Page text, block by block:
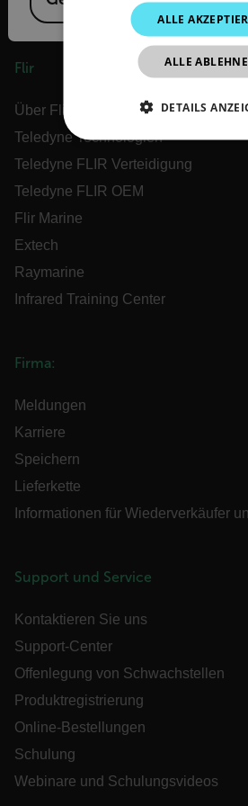
Flir
Über Flir
Teledyne Technologien
Teledyne FLIR Verteidigung
Teledyne FLIR OEM
Flir Marine
Extech
Raymarine
Infrared Training Center
Firma:
Meldungen
Karriere
Speichern
Lieferkette
Informationen für Wiederverkäufer
Support und Service
Kontaktieren Sie uns
Support-Center
Offenlegung von Schwachstellen
Produktregistrierung
Online-Bestellungen
Schulung
Webinare und Schulungsvideos
ALLE
ALLE
DETAILS
UNBEDINGT
PERFORMANCE
cashrun_session_id
cashrun_site_id
Datenschutzerklärung